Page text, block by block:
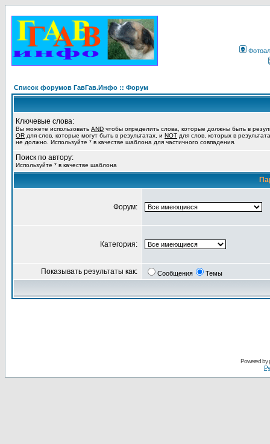
Список форумов ГавГав.Инфо :: Форум
Ключевые слова:
Вы можете использовать AND чтобы определить слова, которые должны быть в
OR для слов, которые могут быть в результатах, и NOT для слов, которых в
не должно. Используйте * в качестве шаблона для частичного совпадения.
Поиск по автору:
Используйте * в качестве шаблона
Форум:
Категория:
Показывать результаты как: Сообщения Темы
Powered by